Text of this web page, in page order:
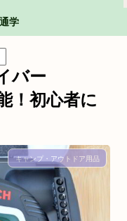
学
バー
！初心者に
キャンプ・アウトドア用品